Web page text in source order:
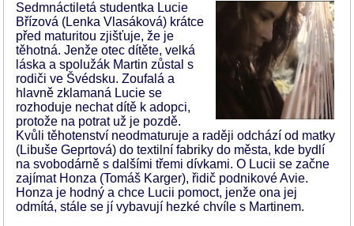
Sedmnáctiletá studentka Lucie
Břízová (Lenka Vlasáková) krátce
před maturitou zjišťuje, že je
těhotná. Jenže otec dítěte, velká
láska a spolužák Martin zůstal s
rodiči ve Švédsku. Zoufalá a
hlavně zklamaná Lucie se
rozhoduje nechat dítě k adopci,
protože na potrat už je pozdě.
Kvůli těhotenství neodmaturuje a raději odchází od matky
(Libuše Geprtová) do textilní fabriky do města, kde bydlí
na svobodárně s dalšími třemi dívkami. O Lucii se začne
zajímat Honza (Tomáš Karger), řidič podnikové Avie.
Honza je hodný a chce Lucii pomoct, jenže ona jej
odmítá, stále se jí vybavují hezké chvíle s Martinem.